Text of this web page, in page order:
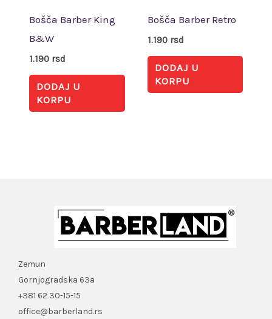
Bošča Barber King
B&W
1.190 rsd
DODAJ U
KORPU
Bošča Barber Retro
1.190 rsd
DODAJ U
KORPU
Zemun
Gornjogradska 63a
+381 62 30-15-15
office@barberland.rs